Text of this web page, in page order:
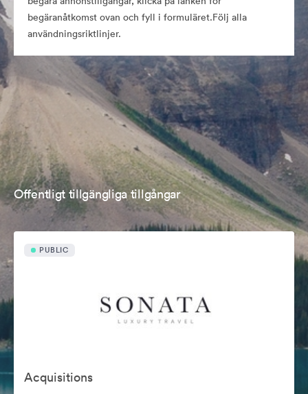
begäranåtkomst ovan och fyll i formuläret.Följ alla
användningsriktlinjer.
Offentligt tillgängliga tillgångar
PUBLIC
Acquisitions